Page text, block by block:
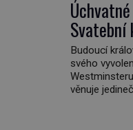
Budoucí
svého
věnuje